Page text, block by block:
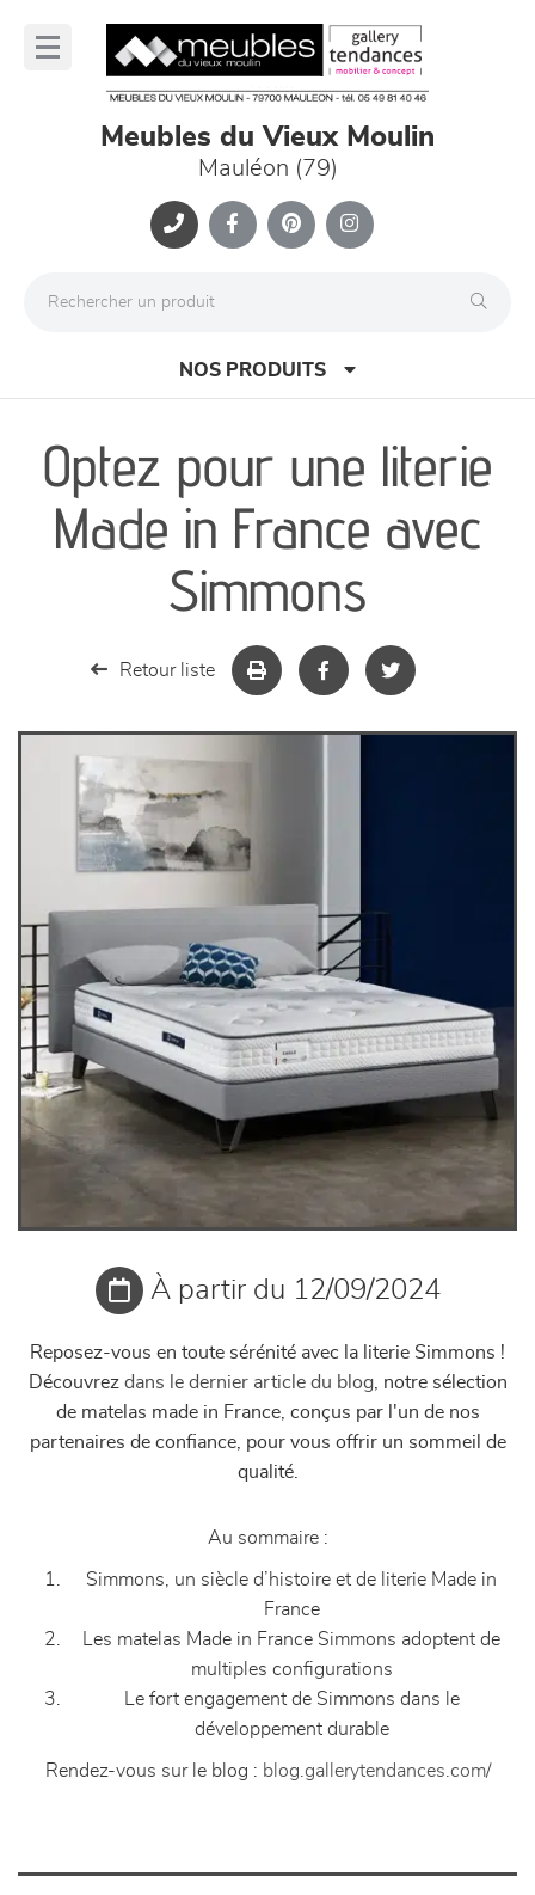
Meubles du Vieux Moulin
Mauléon (79)
NOS PRODUITS
canapés et fauteuils
séjours
chambres et dressing
literie
décoration
Optez pour une literie
Made in France avec
Simmons
Retour liste
À partir du 12/09/2024
Reposez-vous en toute sérénité avec la literie Simmons !
Découvrez dans le dernier article du blog, notre sélection
de matelas made in France, conçus par l'un de nos
partenaires de confiance, pour vous offrir un sommeil de
qualité.
Au sommaire :
Simmons, un siècle d’histoire et de literie Made in
France
Les matelas Made in France Simmons adoptent de
multiples configurations
Le fort engagement de Simmons dans le
développement durable
Rendez-vous sur le blog : blog.gallerytendances.com/